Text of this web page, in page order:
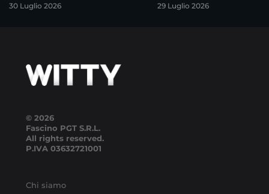
30 Luglio 2026 29 Luglio 2026
© 2026
Fascino PGT S.R.L.
All rights reserved.
P.IVA 03632721001
Chi siamo